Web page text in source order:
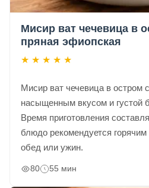
Мисир ват чечевица в
пряная эфиопская
★ ★ ★ ★ ★
Мисир ват чечевица в остром
насыщенным вкусом и густой
Время приготовления
блюдо рекомендуется
обед или ужин.
80 55 мин